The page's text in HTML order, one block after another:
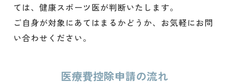
ては、健康スポーツ医が判断いたします。
ご自身が対象にあてはまるかどうか、お気軽にお問
い合わせください。
医療費控除申請の流れ